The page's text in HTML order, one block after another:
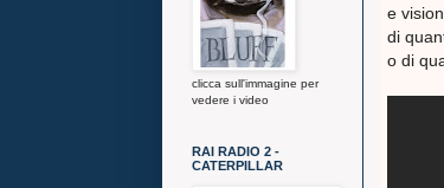
e
di
o di
clicca sull'immagine per
vedere i video
RAI RADIO 2 -
CATERPILLAR